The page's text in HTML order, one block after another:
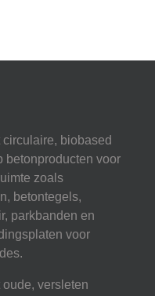
biobased
betonproducten voor
zoals
betontegels,
parkbanden en
voor
versleten